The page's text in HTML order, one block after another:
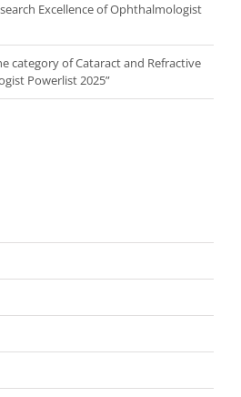
Excellence of Ophthalmologist
category of Cataract and Refractive
Powerlist 2025”